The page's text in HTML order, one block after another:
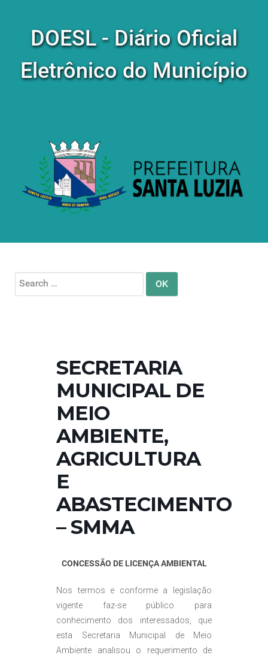
DOESL - Diário Oficial
Eletrônico do Município
Search
for:
SECRETARIA
MUNICIPAL DE
MEIO
AMBIENTE,
AGRICULTURA
E
ABASTECIMENTO
– SMMA
CONCESSÃO DE LICENÇA AMBIENTAL
Nos termos e conforme a legislação
vigente faz-se público para
conhecimento dos interessados, que
esta Secretaria Municipal de Meio
Ambiente analisou o requerimento de